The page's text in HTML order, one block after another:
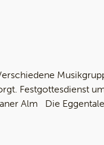
Festgottesdienst
Alm Die